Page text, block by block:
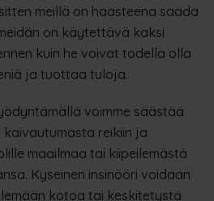
meillä on haasteena saada
on käytettävä kaksi
kuin he voivat todella olla
ja tuottaa tuloja.
voimme säästää
reikiin ja
maailmaa tai kiipeilemästä
Kyseinen insinööri voidaan
kotoa tai keskitetystä